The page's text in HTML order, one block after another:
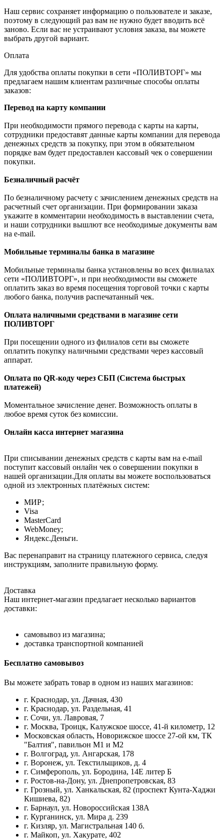
Наш сервис сохраняет информацию о пользователе и заказе,
поэтому в следующий раз вам не нужно будет вводить всё
заново. Если вас не устраивают условия заказа, вы можете
выбрать другой вариант.
Оплата
Для удобства оплаты покупки в сети «ПОЛИВТОРГ» мы
предлагаем нашим клиентам различные способы оплаты
заказов:
Перевод на карту компании
При необходимости прямого перевода с карты на карты,
сотрудники предоставят данные карты компании для перевода
денежных средств за покупку, при этом в обязательном
порядке вам будет предоставлен кассовый чек о совершении
покупки.
Безналичный расчёт
По безналичному расчету с зачислением денежных средств на
расчетный счет организации. При формировании заказа
укажите в комментарии необходимость в выставлении счета,
и наши сотрудники вышлют все необходимые документы вам
на e-mail.
Мобильные терминалы банка в магазине
Мобильные терминалы банка установлены во всех филиалах
сети «ПОЛИВТОРГ», и при необходимости вы сможете
оплатить заказ во время посещения торговой точки с карты
любого банка, получив распечатанный чек.
Оплата наличными средствами в магазине сети
ПОЛИВТОРГ
При посещении одного из филиалов сети вы сможете
оплатить покупку наличными средствами через кассовый
аппарат.
Оплата по QR-коду через СБП (Система быстрых
платежей)
Моментальное зачисление денег. Возможность оплаты в
любое время суток без комиссии.
Онлайн касса интернет магазина
При списывании денежных средств с карты вам на e-mail
поступит кассовый онлайн чек о совершении покупки в
нашей организации.Для оплаты вы можете воспользоваться
одной из электронных платёжных систем:
МИР;
Visa
MasterCard
WebMoney;
Яндекс.Деньги.
Вас перенаправит на страницу платежного сервиса, следуя
инструкциям, заполните правильную форму.
Доставка
Наш интернет-магазин предлагает несколько вариантов
доставки:
самовывоз из магазина;
доставка транспортной компанией
Бесплатно самовывоз
Вы можете забрать товар в одном из наших магазинов:
г. Краснодар, ул. Дачная, 430
г. Краснодар, ул. Раздельная, 41
г. Сочи, ул. Лавровая, 7
г. Москва, Троицк, Калужское шоссе, 41-й километр, 12
Московская область, Новорижское шоссе 27-ой км, ТК
"Балтия", павильон М1 и М2
г. Волгоград, ул. Ангарская, 178
г. Воронеж, ул. Текстильщиков, д. 4
г. Симферополь, ул. Бородина, 14Е литер Б
г. Ростов-на-Дону, ул. Днепропетровская, 83
г. Грозный, ул. Ханкальская, 82 (проспект Кунта-Хаджи
Кишиева, 82)
г. Барнаул, ул. Новороссийская 138А
г. Курганинск, ул. Мира д. 239
г. Кизляр, ул. Магистральная 140 б.
г. Майкоп, ул. Хакурате, 402